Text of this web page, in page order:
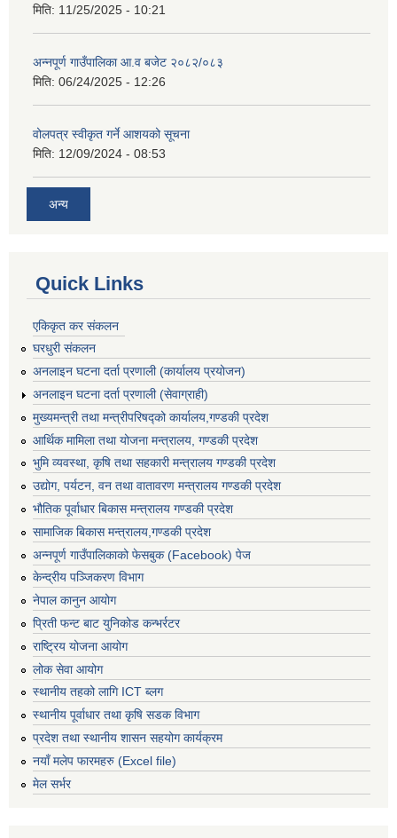
मिति: 11/25/2025 - 10:21
अन्नपूर्ण गाउँपालिका आ.व बजेट २०८२/०८३
मिति: 06/24/2025 - 12:26
वोलपत्र स्वीकृत गर्ने आशयको सूचना
मिति: 12/09/2024 - 08:53
अन्य
Quick Links
एकिकृत कर संकलन
घरधुरी संकलन
अनलाइन घटना दर्ता प्रणाली (कार्यालय प्रयोजन)
अनलाइन घटना दर्ता प्रणाली (सेवाग्राही)
मुख्यमन्त्री तथा मन्त्रीपरिषद्को कार्यालय,गण्डकी प्रदेश
आर्थिक मामिला तथा योजना मन्त्रालय, गण्डकी प्रदेश
भुमि व्यवस्था, कृषि तथा सहकारी मन्त्रालय गण्डकी प्रदेश
उद्योग, पर्यटन, वन तथा वातावरण मन्त्रालय गण्डकी प्रदेश
भौतिक पूर्वाधार बिकास मन्त्रालय गण्डकी प्रदेश
सामाजिक बिकास मन्त्रालय,गण्डकी प्रदेश
अन्नपूर्ण गाउँपालिकाको फेसबुक (Facebook) पेज
केन्द्रीय पञ्जिकरण विभाग
नेपाल कानुन आयोग
प्रिती फन्ट बाट युनिकोड कन्भर्रटर
राष्ट्रिय योजना आयोग
लोक सेवा आयोग
स्थानीय तहको लागि ICT ब्लग
स्थानीय पूर्वाधार तथा कृषि सडक विभाग
प्रदेश तथा स्थानीय शासन सहयोग कार्यक्रम
नयाँ मलेप फारमहरु (Excel file)
मेल सर्भर